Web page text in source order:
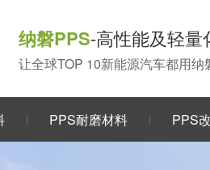
纳磐PPS-高性能及轻量
让全球TOP 10新能源汽车都用纳
PPS耐磨材料 PPS